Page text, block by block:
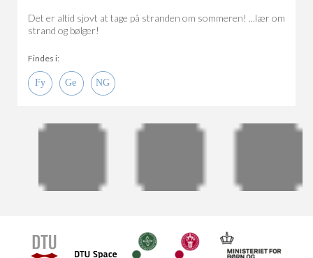
Det er altid sjovt at tage på stranden om sommeren! ...lær om
strand og bølger!
Findes i: